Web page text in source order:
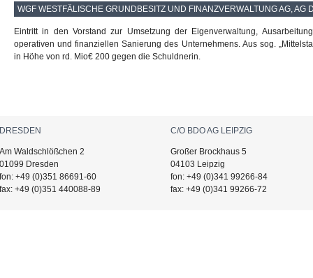
WGF WESTFÄLISCHE GRUNDBESITZ UND FINANZVERWALTUNG AG, AG
Eintritt in den Vorstand zur Umsetzung der Eigenverwaltung,
operativen und finanziellen Sanierung des Unternehmens. Aus sog.
in Höhe von rd. Mio€ 200 gegen die Schuldnerin.
DRESDEN
Am Waldschlößchen 2
01099 Dresden
fon: +49 (0)351 86691-60
fax: +49 (0)351 440088-89
C/O BDO AG LEIPZIG
Großer Brockhaus 5
04103 Leipzig
fon: +49 (0)341 99266-84
fax: +49 (0)341 99266-72